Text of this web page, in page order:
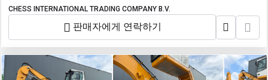
CHESS INTERNATIONAL TRADING COMPANY B.V.
판매자에게 연락하기